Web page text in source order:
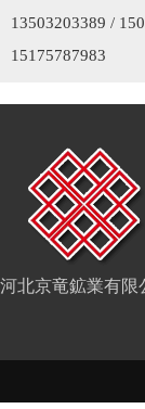
13503203389 /
15175787983
河北京竜鉱業有限